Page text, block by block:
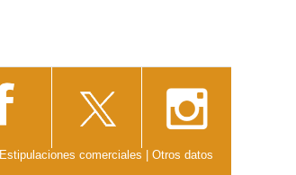
Estipulaciones comerciales Otros datos